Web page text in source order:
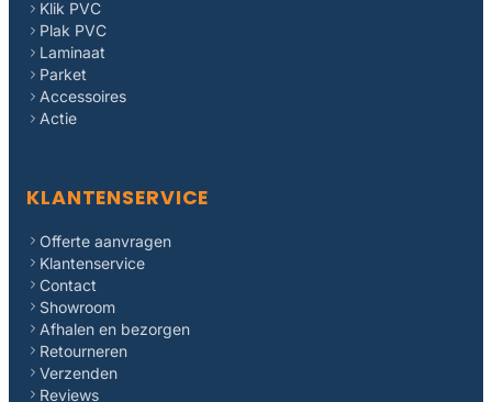
Klik PVC
Plak PVC
Laminaat
Parket
Accessoires
Actie
KLANTENSERVICE
Offerte aanvragen
Klantenservice
Contact
Showroom
Afhalen en bezorgen
Retourneren
Verzenden
Reviews